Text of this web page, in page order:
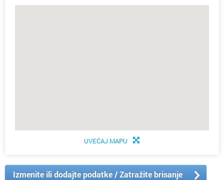
UVEĆAJ MAPU
Izmenite ili dodajte podatke / Zatražite brisanje